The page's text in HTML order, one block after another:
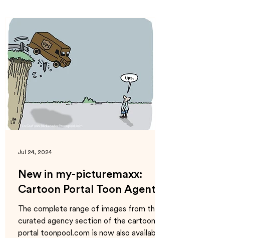
New in my-picturemaxx:
Cartoon Portal Toon Agent
The complete range of images from the
curated agency section of the cartoon
portal toonpool.com is now also available
Jul 24, 2024